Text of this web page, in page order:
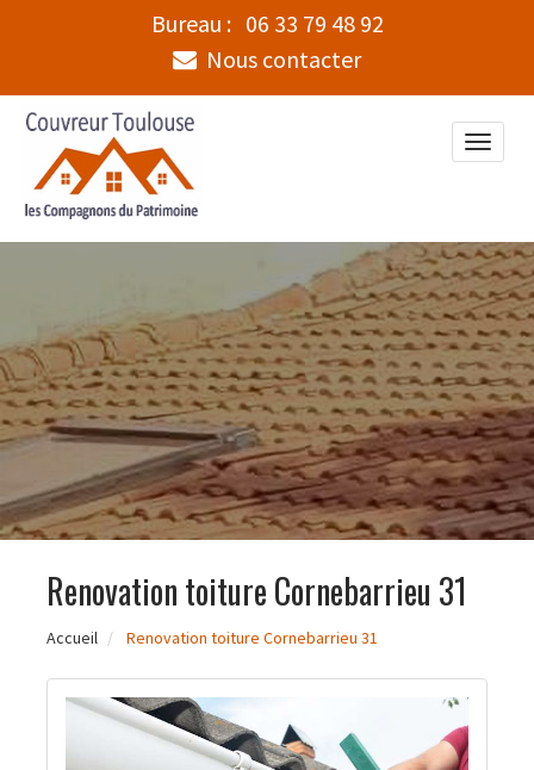
Bureau : 06 33 79 48 92
Nous contacter
Toggle
Renovation toiture Cornebarrieu 31
Accueil Renovation toiture Cornebarrieu 31